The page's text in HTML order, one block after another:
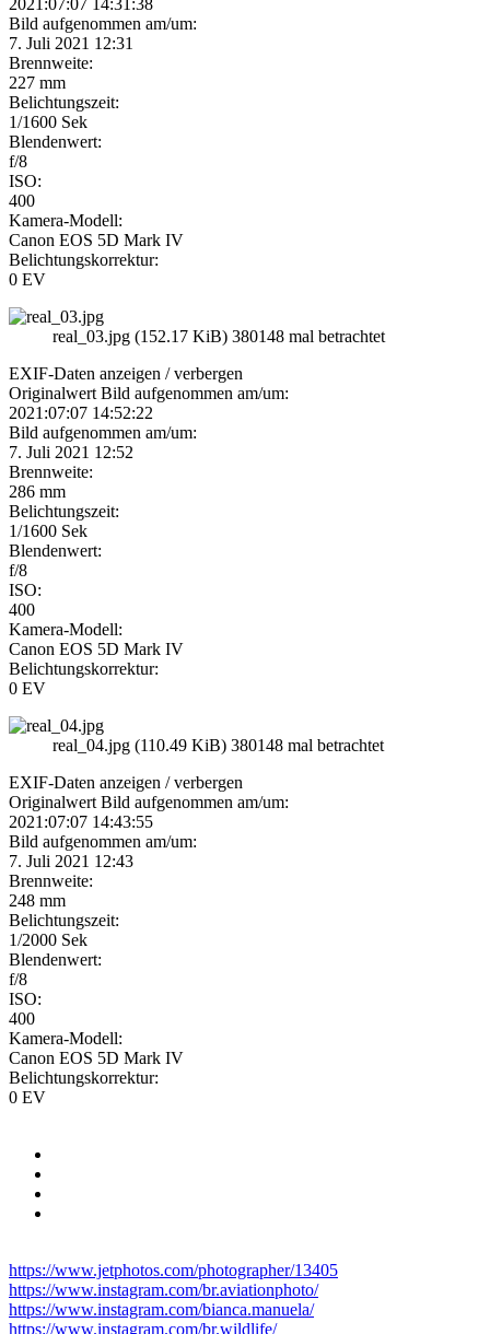
2021:07:07 14:31:38
Bild aufgenommen am/um:
7. Juli 2021 12:31
Brennweite:
227 mm
Belichtungszeit:
1/1600 Sek
Blendenwert:
f/8
ISO:
400
Kamera-Modell:
Canon EOS 5D Mark IV
Belichtungskorrektur:
0 EV
real_03.jpg (152.17 KiB) 380148 mal betrachtet
EXIF-Daten anzeigen / verbergen
Originalwert Bild aufgenommen am/um:
2021:07:07 14:52:22
Bild aufgenommen am/um:
7. Juli 2021 12:52
Brennweite:
286 mm
Belichtungszeit:
1/1600 Sek
Blendenwert:
f/8
ISO:
400
Kamera-Modell:
Canon EOS 5D Mark IV
Belichtungskorrektur:
0 EV
real_04.jpg (110.49 KiB) 380148 mal betrachtet
EXIF-Daten anzeigen / verbergen
Originalwert Bild aufgenommen am/um:
2021:07:07 14:43:55
Bild aufgenommen am/um:
7. Juli 2021 12:43
Brennweite:
248 mm
Belichtungszeit:
1/2000 Sek
Blendenwert:
f/8
ISO:
400
Kamera-Modell:
Canon EOS 5D Mark IV
Belichtungskorrektur:
0 EV
https://www.jetphotos.com/photographer/13405
https://www.instagram.com/br.aviationphoto/
https://www.instagram.com/bianca.manuela/
https://www.instagram.com/br.wildlife/